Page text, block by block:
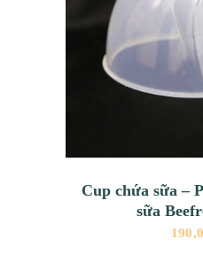
Cup chứa sữa –
sữa